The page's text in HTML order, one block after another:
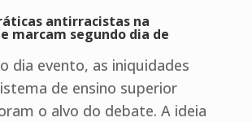
antirracistas na
marcam segundo dia de
dia evento, as iniquidades
de ensino superior
o alvo do debate. A ideia